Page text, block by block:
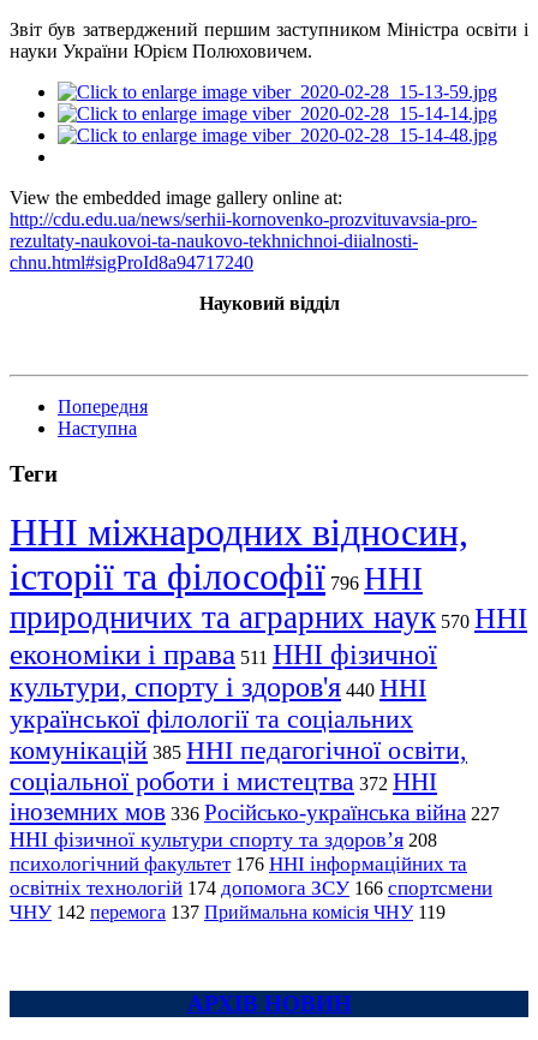
Звіт був затверджений першим заступником Міністра освіти і
науки України Юрієм Полюховичем.
View the embedded image gallery online at:
http://cdu.edu.ua/news/serhii-kornovenko-prozvituvavsia-pro-
rezultaty-naukovoi-ta-naukovo-tekhnichnoi-diialnosti-
chnu.html#sigProId8a94717240
Науковий відділ
Попередня
Наступна
Теги
ННІ міжнародних відносин,
історії та філософії 796 ННІ
природничих та аграрних наук 570 ННІ
економіки і права 511 ННІ фізичної
культури, спорту і здоров'я 440 ННІ
української філології та соціальних
комунікацій 385 ННІ педагогічної освіти,
соціальної роботи і мистецтва 372 ННІ
іноземних мов 336 Російсько-українська війна 227
ННІ фізичної культури спорту та здоров’я 208
психологічний факультет 176 ННІ інформаційних та
освітніх технологій 174 допомога ЗСУ 166 спортсмени
ЧНУ 142 перемога 137 Приймальна комісія ЧНУ 119
АРХІВ НОВИН